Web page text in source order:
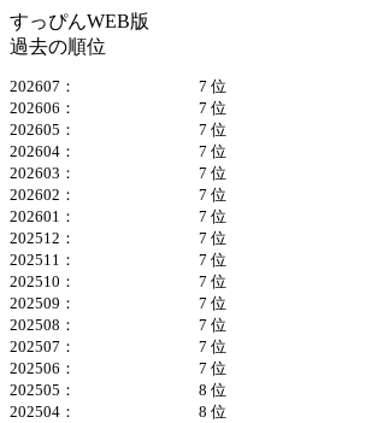
すっぴんWEB版
過去の順位
202607：
7 位
202606：
7 位
202605：
7 位
202604：
7 位
202603：
7 位
202602：
7 位
202601：
7 位
202512：
7 位
202511：
7 位
202510：
7 位
202509：
7 位
202508：
7 位
202507：
7 位
202506：
7 位
202505：
8 位
202504：
8 位